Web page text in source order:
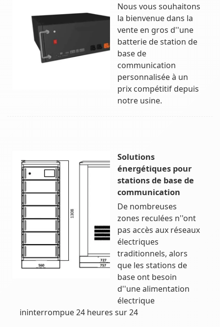
Nous vous souhaitons
la bienvenue dans la
vente en gros d''une
batterie de station de
base de
communication
personnalisée à un
prix compétitif depuis
notre usine.
Solutions
énergétiques pour
stations de base de
communication
De nombreuses
zones reculées n''ont
pas accès aux réseaux
électriques
traditionnels, alors
que les stations de
base ont besoin
d''une alimentation
électrique
ininterrompue 24 heures sur 24